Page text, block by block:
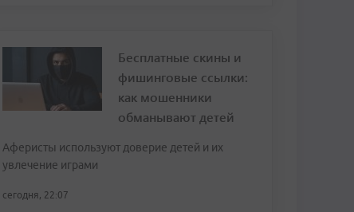
Бесплатные скины и
фишинговые ссылки:
как мошенники
обманывают детей
Аферисты используют доверие детей и их
увлечение играми
сегодня, 22:07